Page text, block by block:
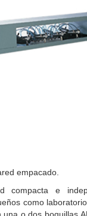
empacado.
compacta e
como